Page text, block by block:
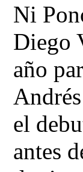
Ni
Diego
año
el
antes